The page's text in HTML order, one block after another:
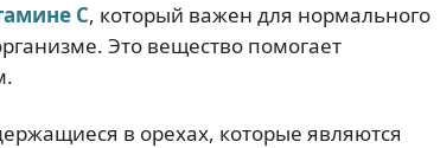
С, который важен для нормального
Это вещество помогает
в орехах, которые являются